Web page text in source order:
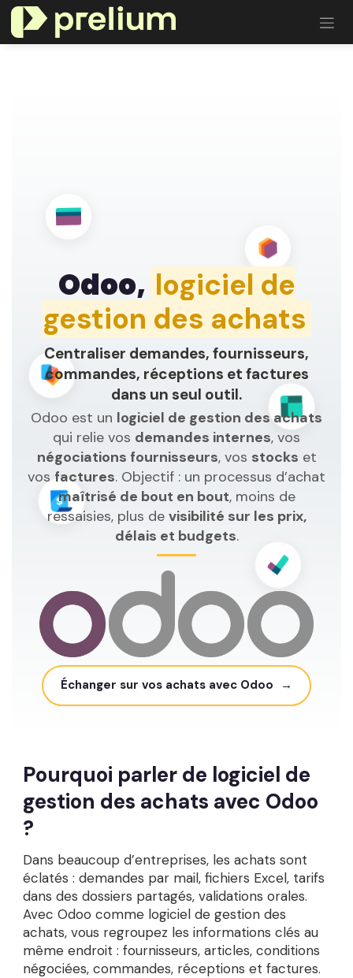
Se rendre au contenu
Odoo, logiciel de
gestion des achats
Centraliser demandes, fournisseurs,
commandes, réceptions et factures
dans un seul outil.
Odoo est un logiciel de gestion des achats
qui relie vos demandes internes, vos
négociations fournisseurs, vos stocks et
vos factures. Objectif : un processus d’achat
maîtrisé de bout en bout, moins de
ressaisies, plus de visibilité sur les prix,
délais et budgets.
Échanger sur vos achats avec Odoo →
Pourquoi parler de logiciel de
gestion des achats avec Odoo
?
Dans beaucoup d’entreprises, les achats sont
éclatés : demandes par mail, fichiers Excel, tarifs
dans des dossiers partagés, validations orales.
Avec Odoo comme logiciel de gestion des
achats, vous regroupez les informations clés au
même endroit : fournisseurs, articles, conditions
négociées, commandes, réceptions et factures.